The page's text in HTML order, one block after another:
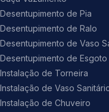
Desentupimento de Pia
Desentupimento de Ralo
Desentupimento de Vaso
Desentupimento de Esgoto
Instalação de Torneira
Instalação de Vaso
Instalação de Chuveiro